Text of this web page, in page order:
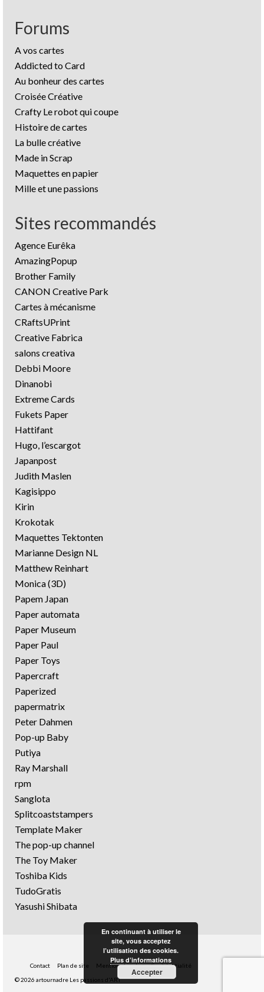
Forums
A vos cartes
Addicted to Card
Au bonheur des cartes
Croisée Créative
Crafty Le robot qui coupe
Histoire de cartes
La bulle créative
Made in Scrap
Maquettes en papier
Mille et une passions
Sites recommandés
Agence Eurêka
AmazingPopup
Brother Family
CANON Creative Park
Cartes à mécanisme
CRaftsUPrint
Creative Fabrica
salons creativa
Debbi Moore
Dinanobi
Extreme Cards
Fukets Paper
Hattifant
Hugo, l’escargot
Japanpost
Judith Maslen
Kagisippo
Kirin
Krokotak
Maquettes Tektonten
Marianne Design NL
Matthew Reinhart
Monica (3D)
Papem Japan
Paper automata
Paper Museum
Paper Paul
Paper Toys
Papercraft
Paperized
papermatrix
Peter Dahmen
Pop-up Baby
Putiya
Ray Marshall
rpm
Sanglota
Splitcoaststampers
Template Maker
The pop-up channel
The Toy Maker
Toshiba Kids
TudoGratis
Yasushi Shibata
Contact Plan de site Mentions légales
Confidentialité
© 2026 artournadre Les passions d'ART
En continuant à utiliser le
site, vous acceptez
l’utilisation des cookies.
Plus d’informations
Accepter